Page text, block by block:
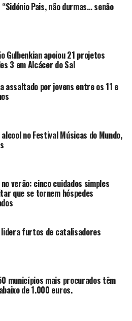
“Sidónio Pais, não durmas… senão
Gulbenkian apoiou 21 projetos
3 em Alcácer do Sal
assaltado por jovens entre os 11 e
no Festival Músicas do Mundo,
verão: cinco cuidados simples
que se tornem hóspedes
lidera furtos de catalisadores
municípios mais procurados têm
de 1.000 euros.